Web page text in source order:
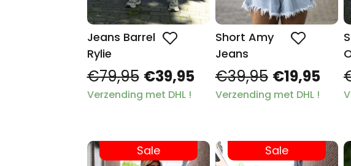
Jeans Barrel
Rylie
€79,95 €39,95
Verzending met DHL !
Short Amy
Jeans
€39,95 €19,95
Verzending met DHL !
Sale Sale